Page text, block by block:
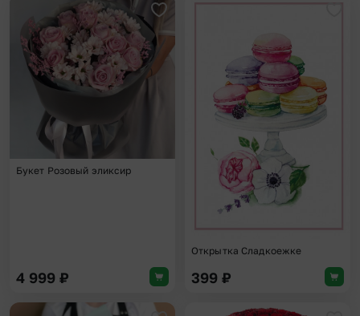
Букет Розовый эликсир
4 999 ₽
Открытка Сладкоежке
399 ₽